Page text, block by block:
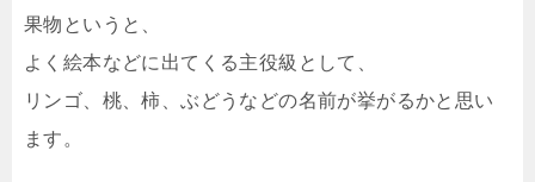
果物というと、
よく絵本などに出てくる主役級として、
リンゴ、桃、柿、ぶどうなどの名前が挙がるかと思い
ます。